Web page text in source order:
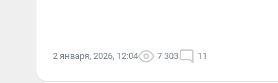
2 января, 2026, 12:04 7 303 11